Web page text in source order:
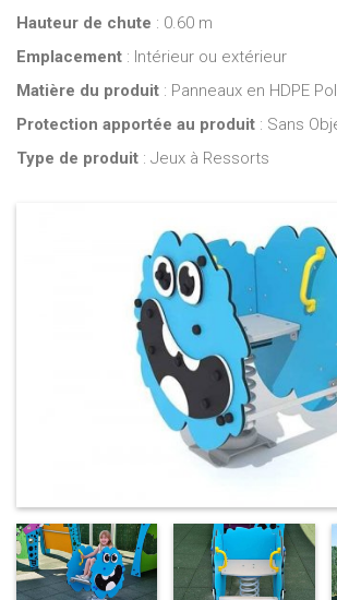
Hauteur de chute : 0.60 m
Emplacement : Intérieur ou extérieur
Matière du produit : Panneaux en HDPE
Protection apportée au produit : Sans
Type de produit : Jeux à Ressorts